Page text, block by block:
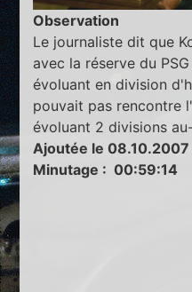
Observation
Le journaliste dit que
avec la réserve du
évoluant en division
pouvait pas rencontre
évoluant 2 divisions
Ajoutée le 08.10.2007
Minutage : 00:59:14